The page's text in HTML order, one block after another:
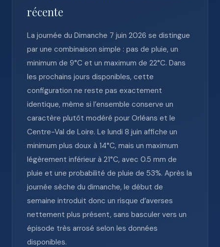
récente
La journée du Dimanche 7 juin 2026 se distingue
par une combinaison simple : pas de pluie, un
minimum de 9°C et un maximum de 22°C. Dans
les prochains jours disponibles, cette
configuration ne reste pas exactement
identique, même si l’ensemble conserve un
caractère plutôt modéré pour Orléans et le
Centre-Val de Loire. Le lundi 8 juin affiche un
minimum plus doux à 14°C, mais un maximum
légèrement inférieur à 21°C, avec 0.5 mm de
pluie et une probabilité de pluie de 53%. Après la
journée sèche du dimanche, le début de
semaine introduit donc un risque d’averses
nettement plus présent, sans basculer vers un
épisode très arrosé selon les données
disponibles.